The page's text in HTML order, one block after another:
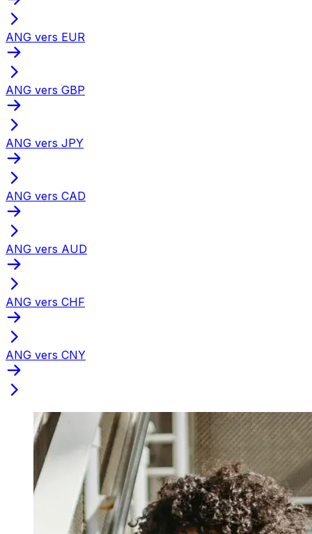
ANG vers EUR
ANG vers GBP
ANG vers JPY
ANG vers CAD
ANG vers AUD
ANG vers CHF
ANG vers CNY